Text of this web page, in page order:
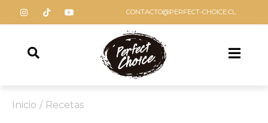
CONTACTO@PERFECT-CHOICE.CL
Inicio / Recetas